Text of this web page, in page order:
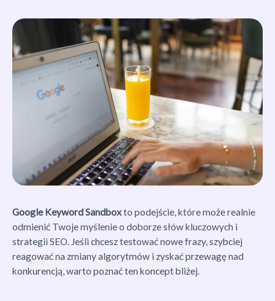
Google Keyword Sandboxto podejście, które może realnie
odmienić Twoje myślenie o doborze słów kluczowych i
strategii SEO. Jeśli chcesz testować nowe frazy, szybciej
reagować na zmiany algorytmów i zyskać przewagę nad
konkurencją, warto poznać ten koncept bliżej.